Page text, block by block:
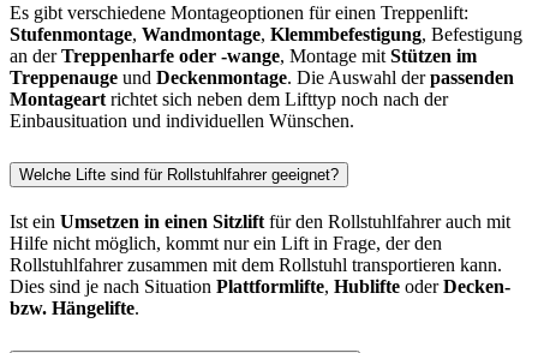
Es gibt verschiedene Montageoptionen für einen Treppenlift:
Stufenmontage, Wandmontage, Klemmbefestigung, Befestigung
an derTreppenharfe oder -wange, Montage mit Stützen im
Treppenauge und Deckenmontage. Die Auswahl derpassenden
Montageart richtet sich neben dem Lifttyp noch nach der
Einbausituation und individuellen Wünschen.
Welche Lifte sind für Rollstuhlfahrer geeignet?
Ist ein Umsetzen in einen Sitzlift für den Rollstuhlfahrer auch mit
Hilfe nicht möglich, kommt nur ein Lift in Frage, der den
Rollstuhlfahrer zusammen mit dem Rollstuhl transportieren kann.
Dies sind je nach Situation Plattformlifte, Hublifte oderDecken-
bzw. Hängelifte.